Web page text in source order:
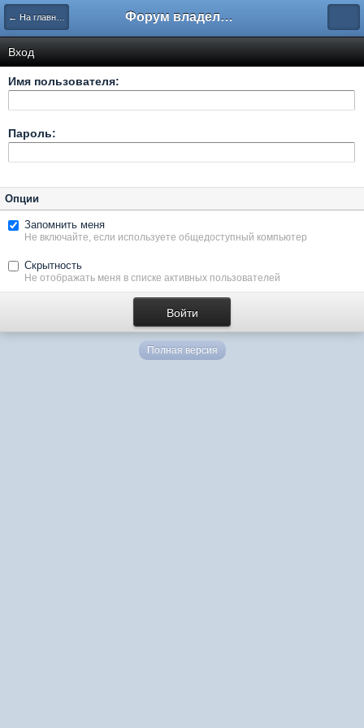
← На главную Форум владельцев интернет-магазинов
Вход
Имя пользователя:
Пароль:
Опции
Запомнить меня
Не включайте, если используете общедоступный компьютер
Скрытность
Не отображать меня в списке активных пользователей
Полная версия